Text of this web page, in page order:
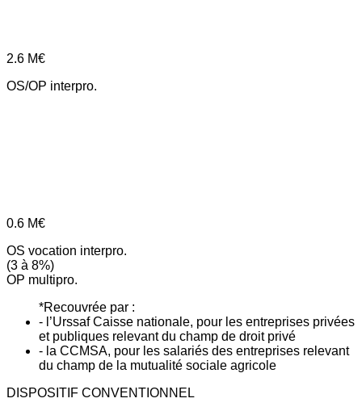
2.6 M€
OS/OP interpro.
0.6 M€
OS vocation interpro.
(3 à 8%)
OP multipro.
*Recouvrée par :
- l’Urssaf Caisse nationale, pour les entreprises privées
et publiques relevant du champ de droit privé
- la CCMSA, pour les salariés des entreprises relevant
du champ de la mutualité sociale agricole
DISPOSITIF CONVENTIONNEL